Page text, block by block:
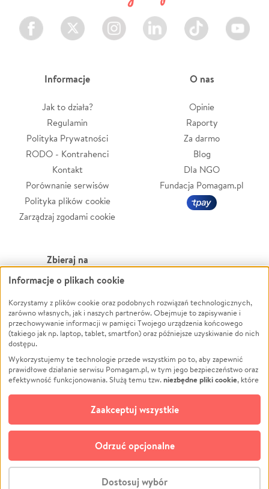
Facebook Twitter Instagram LinkedIn TikTok Youtube
Informacje
Jak to działa?
Regulamin
Polityka Prywatności
RODO - Kontrahenci
Kontakt
Porównanie serwisów
Polityka plików cookie
Zarządzaj zgodami cookie
O nas
Opinie
Raporty
Za darmo
Blog
Dla NGO
Fundacja Pomagam.pl
Zbieraj na
Leczenie
Zwierzęta
Pożar
Ukraina
Pomoc Finansowa
Projekty
Pogrzeb
Społeczność lokalna
Kultura
Powódź
Wichura
NGO
Edukacja
Podróż
Impreza
Ochrona środowiska
Biznes
© CROWDING SP. Z O.O.
Informacje o plikach cookie
Korzystamy z plików cookie oraz podobnych rozwiązań technologicznych,
zarówno własnych, jak i naszych partnerów. Obejmuje to zapisywanie i
przechowywanie informacji w pamięci Twojego urządzenia końcowego
(takiego jak np. laptop, tablet, smartfon) oraz późniejsze uzyskiwanie do nich
dostępu.
Wykorzystujemy te technologie przede wszystkim po to, aby zapewnić
prawidłowe działanie serwisu Pomagam.pl, w tym jego bezpieczeństwo oraz
efektywność funkcjonowania. Służą temu tzw.niezbędne pliki cookie, które
opcjonalnych plików cookie
technologii do celów analitycznych i retargetingowych. Możesz wyrazić
zgodę na ich stosowanie lub jej odmówić. W dowolnym momencie masz
możliwość zmiany swoich preferencji na stronie „Zarządzaj zgodami cookie”,
do której link znajdziesz w stopce serwisu Pomagam.pl. Opcjonalne pliki
cookie wykorzystywane są w następujących celach:
działanie serwisu Pomagam.pl. Dzięki nim możemy zrozumieć, jak
Dostosuj wybór
Odrzuć opcjonalne
Zaakceptuj wszystkie